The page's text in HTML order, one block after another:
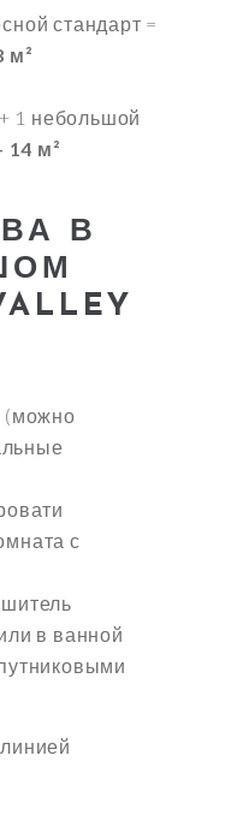
стандарт =
м²
1 небольшой
14 м²
В
(можно
с
в ванной